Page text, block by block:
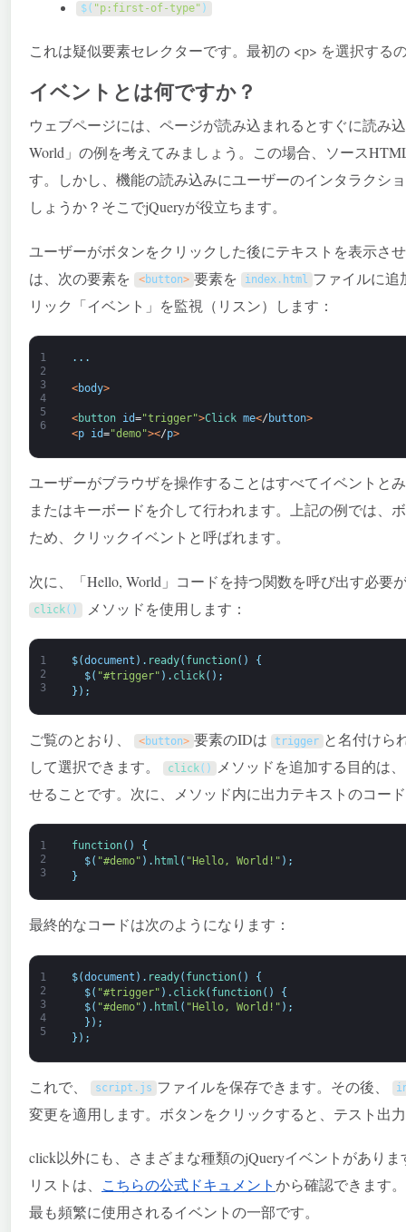
$( "p:first-of-type" )
これは疑似要素セレクターです。最初の <p> を選択する
イベントとは何ですか？
ウェブページには、ページが読み込まれるとすぐに読み
World」の例を考えてみましょう。この場合、ソース
す。しかし、機能の読み込みにユーザーのインタラクシ
しょうか？そこでjQueryが役立ちます。
ユーザーがボタンをクリックした後にテキストを表示さ
は、次の要素を
<button> 要素を index . html ファイルに追
リック「イベント」を監視（リスン）します：
1
2
3
4
5
6
. . .
<body>
<button id="trigger">Click me</ button>
<p id="demo"></p>
ユーザーがブラウザを操作することはすべてイベントと
またはキーボードを介して行われます。上記の例では、
ため、クリックイベントと呼ばれます。
次に、「Hello, World」コードを持つ関数を呼び出す必要
click( ) メソッドを使用します：
1
2
3
$(document ) . ready( function( )
{
$( "#trigger" ) . click( ) ;
} ) ;
ご覧のとおり、 <button> 要素のIDは trigger と名付けら
して選択できます。
click( ) メソッドを追加する目的は
せることです。次に、メソッド内に出力テキストのコー
1
2
3
function( )
{
$( "#demo" ) . html ( "Hello, World!" ) ;
}
最終的なコードは次のようになります：
1
2
3
4
5
$(document ) . ready( function( )
{
$( "#trigger" ) . click( function( )
{
$( "#demo" ) . html ( "Hello, World!" ) ;
} ) ;
} ) ;
これで、 script . js ファイルを保存できます。その後、
変更を適用します。ボタンをクリックすると、テスト出
click以外にも、さまざまな種類のjQueryイベントがあり
リストは、 こちらの公式ドキュメントから確認できます
最も頻繁に使用されるイベントの一部です。